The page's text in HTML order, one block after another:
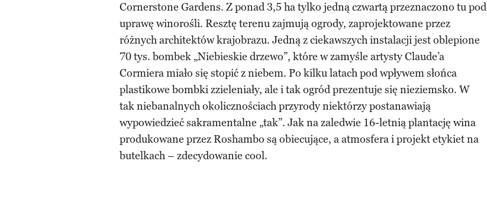
Cornerstone Gardens. Z ponad 3,5 ha tylko jedną czwartą przeznaczono tu pod
uprawę winorośli. Resztę terenu zajmują ogrody, zaprojektowane przez
różnych architektów krajobrazu. Jedną z ciekawszych instalacji jest oblepione
70 tys. bombek „Niebieskie drzewo”, które w zamyśle artysty Claude’a
Cormiera miało się stopić z niebem. Po kilku latach pod wpływem słońca
plastikowe bombki zzieleniały, ale i tak ogród prezentuje się nieziemsko. W
tak niebanalnych okolicznościach przyrody niektórzy postanawiają
wypowiedzieć sakramentalne „tak”. Jak na zaledwie 16-letnią plantację wina
produkowane przez Roshambo są obiecujące, a atmosfera i projekt etykiet na
butelkach – zdecydowanie cool.